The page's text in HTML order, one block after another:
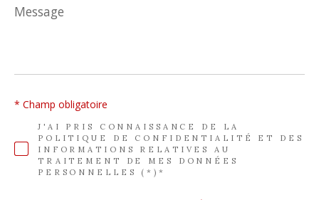
Message
*
J'AI PRIS CONNAISSANCE DE LA
POLITIQUE DE CONFIDENTIALITÉ ET DES
INFORMATIONS RELATIVES AU
TRAITEMENT DE MES DONNÉES
PERSONNELLES (*)*
* Champ obligatoire